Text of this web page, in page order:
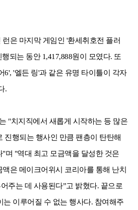
은 마지막 게임인 '환세취호전 플러
되는 동안 1,417,888원이 모였다. 또
6', '엘든 링'과 같은 유명 타이틀이 각자
.
"치지직에서 새롭게 시작하는 등 많은
진행되는 행사인 만큼 팬층이 탄탄해
며 "역대 최고 모금액을 달성한 것은
은 메이크어위시 코리아를 통해 난치
주는 데 사용된다”고 밝혔다. 끝으로
는 이루어질 수 없는 행사다. 참여해주